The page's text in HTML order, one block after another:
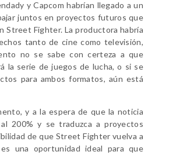
y Capcom habrían llegado a un
juntos en proyectos futuros que
Street Fighter. La productora habría
tanto de cine como televisión,
no se sabe con certeza a que
la serie de juegos de lucha, o si se
para ambos formatos, aún está
y a la espera de que la noticia
200% y se traduzca a proyectos
de que Street Fighter vuelva a
una oportunidad ideal para que